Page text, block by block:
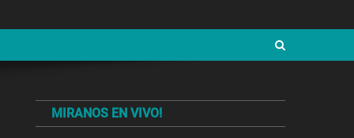
MIRANOS EN VIVO!